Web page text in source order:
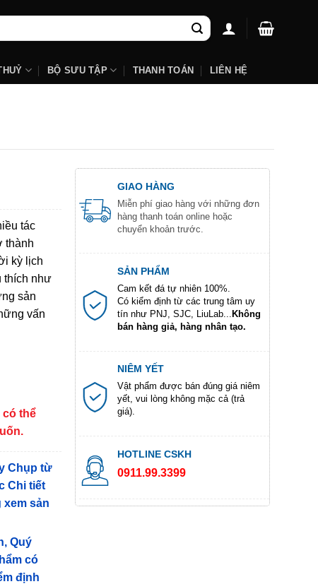
BỘ SƯU TẬP THANH TOÁN LIÊN HỆ
tác
thành
kỳ lịch
thích như
sản
vấn
có thể
Chụp từ
Chi tiết
xem sản
Quý
có
định
GIAO HÀNG
Miễn phí giao hàng với những đơn
hàng thanh toán online hoặc
chuyển khoản trước.
SẢN PHẨM
Cam kết đá tự nhiên 100%.
Có kiểm định từ các trung tâm uy
tín như PNJ, SJC, LiuLab...
Không
bán hàng giả, hàng nhân tạo.
NIÊM YẾT
Vật phẩm được bán đúng giá niêm
yết, vui lòng không mặc cả (trả
giá).
HOTLINE CSKH
0911.99.3399